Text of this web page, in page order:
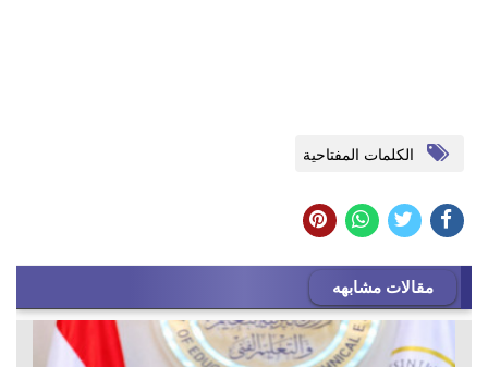
الكلمات المفتاحية
مقالات مشابهه